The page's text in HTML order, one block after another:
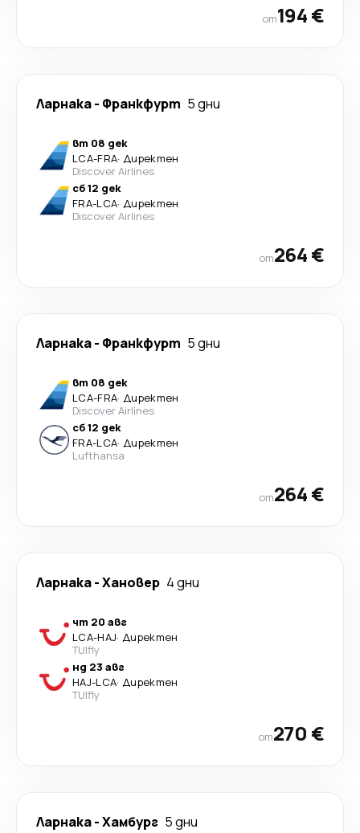
от194 €
Ларнака- Франкфурт 5 дни
вт 08 дек
LCA-FRA· Директен
Discover Airlines
сб 12 дек
FRA-LCA· Директен
Discover Airlines
от264 €
Ларнака- Франкфурт 5 дни
вт 08 дек
LCA-FRA· Директен
Discover Airlines
сб 12 дек
FRA-LCA· Директен
Lufthansa
от264 €
Ларнака-Хановер 4 дни
чт 20 авг
LCA-HAJ· Директен
TUIfly
нд 23 авг
HAJ-LCA· Директен
TUIfly
от270 €
Ларнака-Хамбург 5 дни